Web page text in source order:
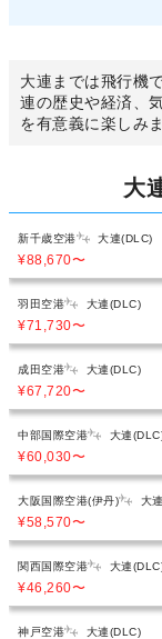
大連までは飛行機
連の歴史や経済、
を有意義に楽しみ
大
新千歳空港 大連(DLC)
¥88,670〜
羽田空港 大連(DLC)
¥71,730〜
成田空港 大連(DLC)
¥67,720〜
中部国際空港 大連
¥60,030〜
大阪国際空港(伊丹) 大
¥58,570〜
関西国際空港 大連
¥46,260〜
神戸空港 大連(DLC)